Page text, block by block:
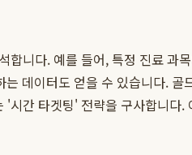
니다. 예를 들어, 특정 진료
데이터도 얻을 수 있습니다.
간 타겟팅' 전략을 구사합니